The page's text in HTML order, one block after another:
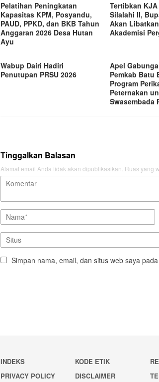
Pelatihan Peningkatan
Kapasitas KPM, Posyandu,
PAUD, PPKD, dan BKB Tahun
Anggaran 2026 Desa Hutan
Ayu
Tertibkan KJA
Silalahi II,
Akan
Akademisi
Wabup Dairi Hadiri
Penutupan PRSU 2026
Apel
Pemkab Batu
Program
Peternakan
Swasembada
Tinggalkan Balasan
Alamat email Anda tidak akan dipublikasikan. Ruas yang
Simpan nama, email, dan situs web saya
INDEKS KODE ETIK
PRIVACY POLICY
DISCLAIMER